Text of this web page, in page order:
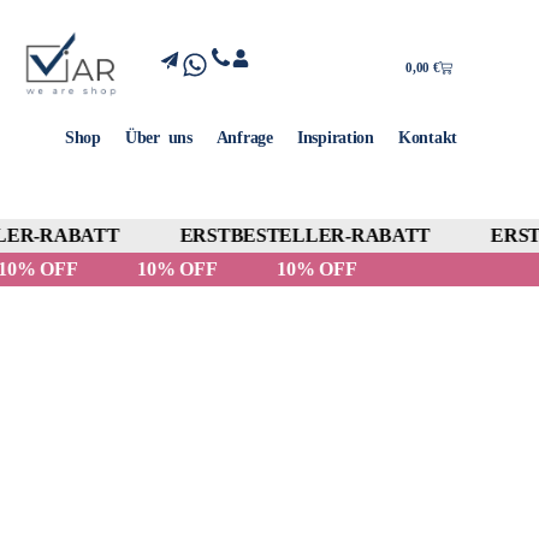
0,00 €
Shop Über uns Anfrage Inspiration Kontakt
RABATT ERSTBESTELLER-RABATT
10% OFF
10% OFF 10% OFF